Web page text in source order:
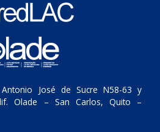
José de Sucre N58-63 y
Olade – San Carlos, Quito –